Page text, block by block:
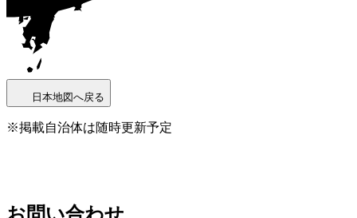
日本地図へ戻る
※掲載自治体は随時更新予定